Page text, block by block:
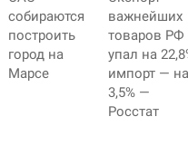
собираются
построить
город на
Марсе
важнейших
товаров РФ
упал на
импорт — на
3,5% —
Росстат